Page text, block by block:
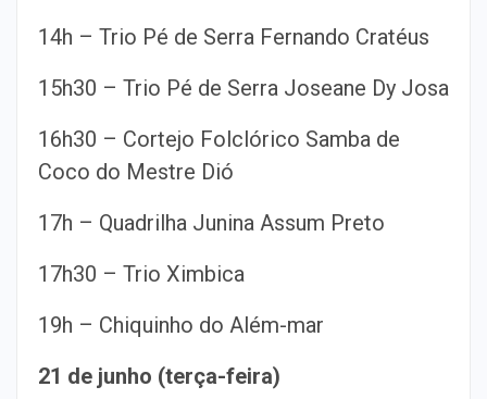
14h – Trio Pé de Serra Fernando Cratéus
15h30 – Trio Pé de Serra Joseane Dy Josa
16h30 – Cortejo Folclórico Samba de
Coco do Mestre Dió
17h – Quadrilha Junina Assum Preto
17h30 – Trio Ximbica
19h – Chiquinho do Além-mar
21 de junho (terça-feira)